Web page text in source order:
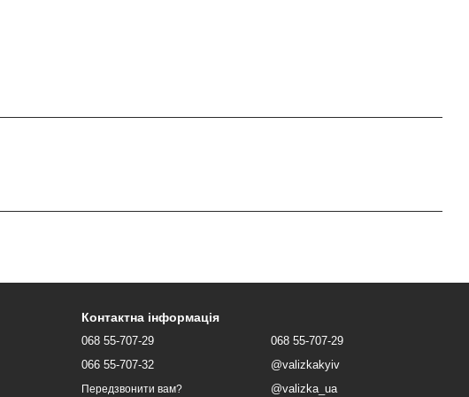
Контактна інформація
068 55-707-29
066 55-707-32
Передзвонити вам?
068 55-707-29
@valizkakyiv
@valizka_ua